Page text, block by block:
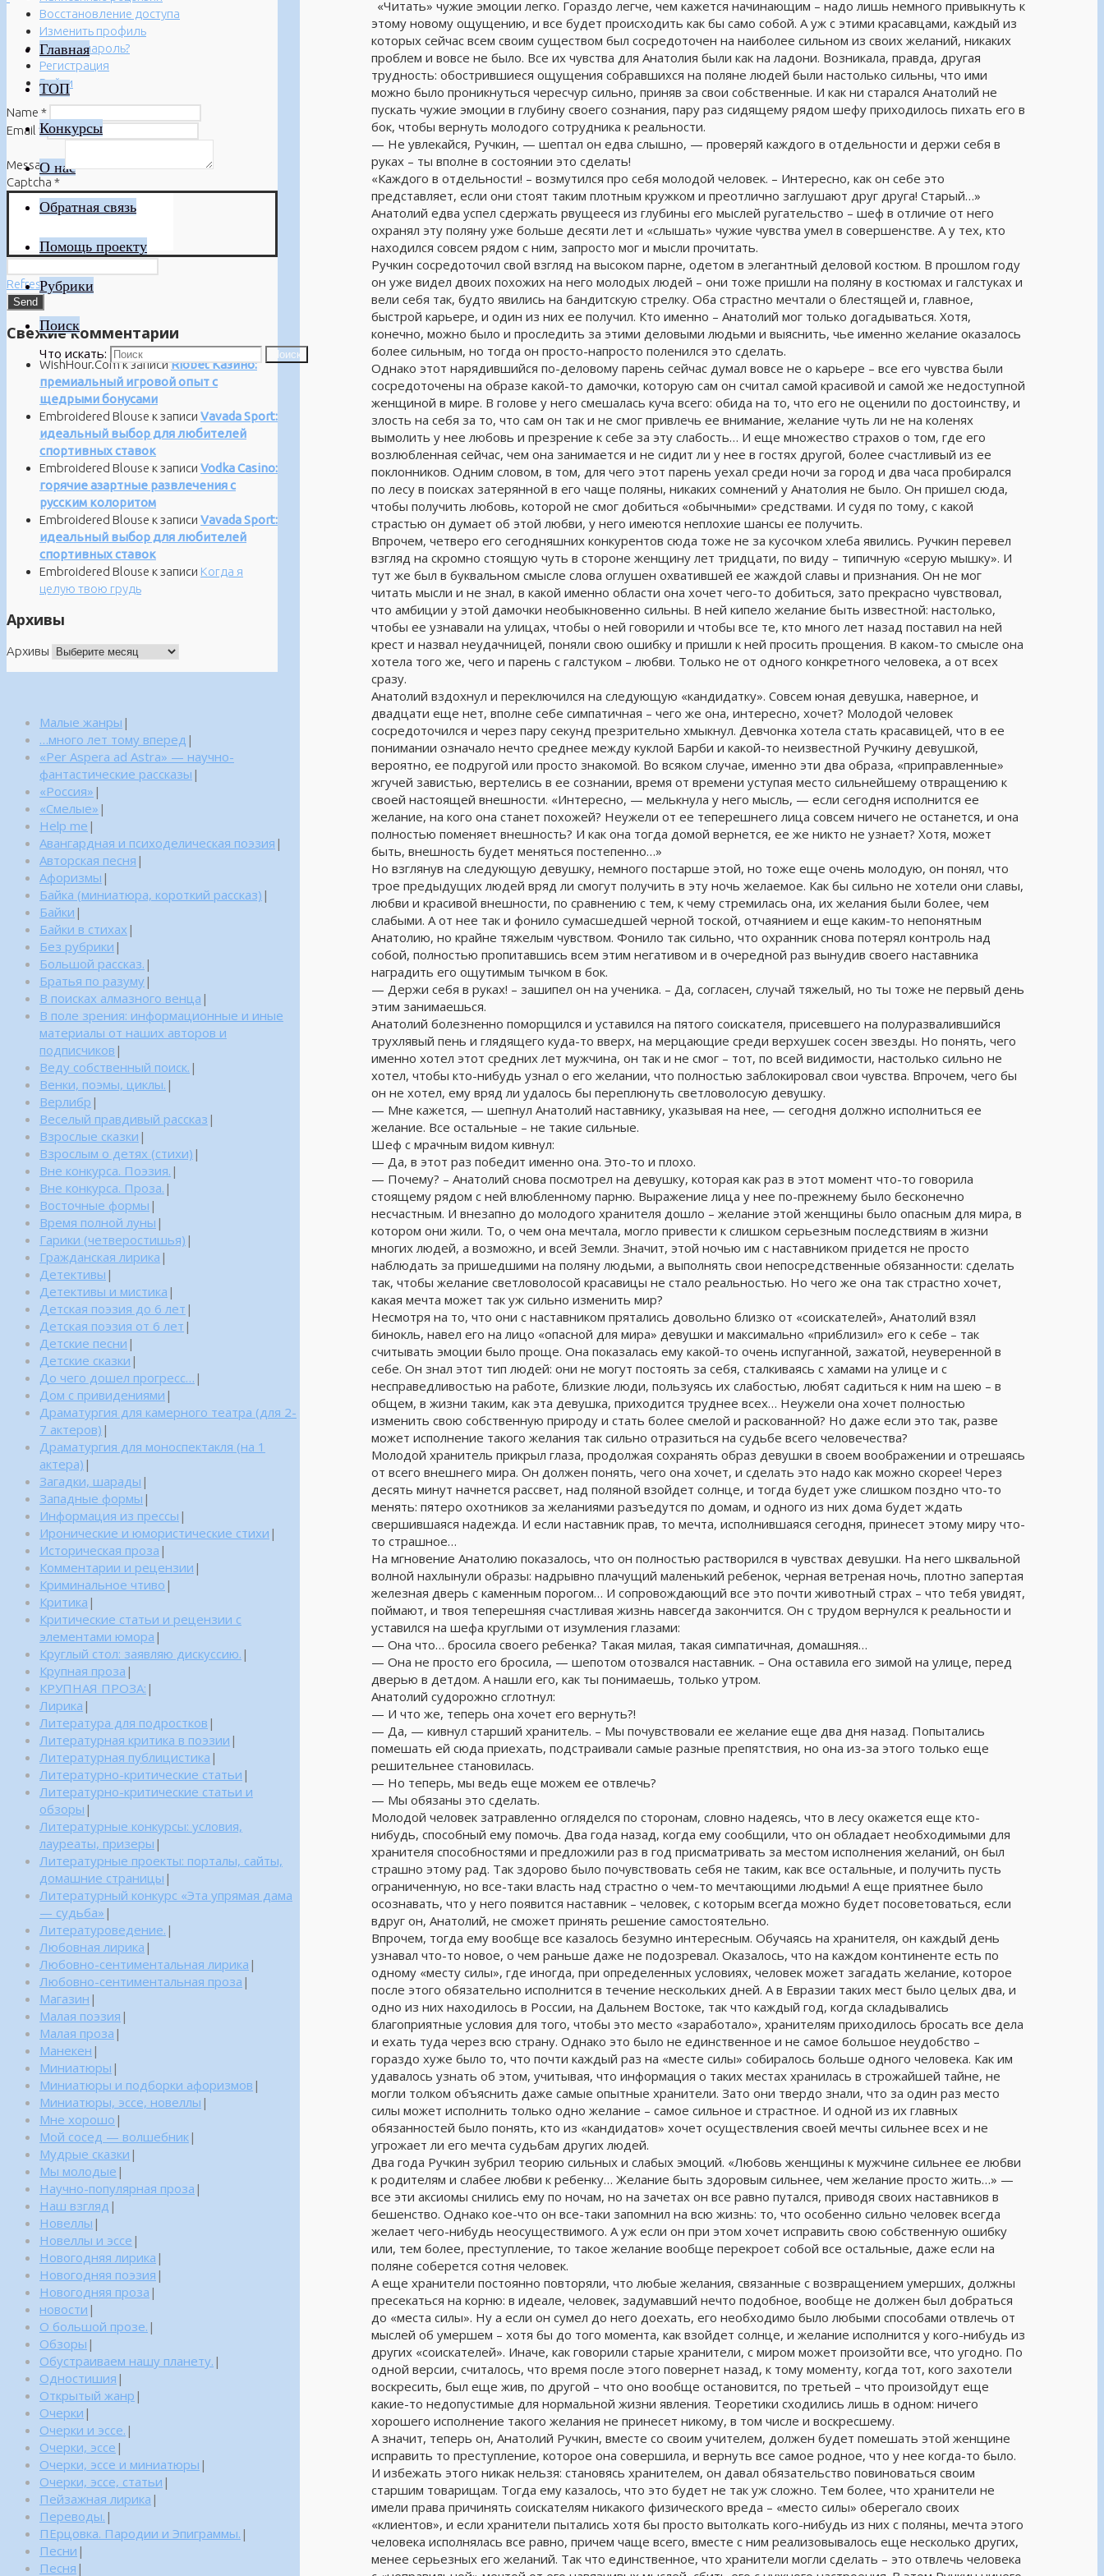
Главная
ТОП
Конкурсы
О нас
Обратная связь
Помощь проекту
Рубрики
Поиск
Что искать: Поиск
«Читать» чужие эмоции легко. Гораздо легче, чем кажется начинающим – надо лишь немного привыкнуть к
этому новому ощущению, и все будет происходить как бы само собой. А уж с этими красавцами, каждый из
которых сейчас всем своим существом был сосредоточен на наиболее сильном из своих желаний, никаких
проблем и вовсе не было. Все их чувства для Анатолия были как на ладони. Возникала, правда, другая
трудность: обострившиеся ощущения собравшихся на поляне людей были настолько сильны, что ими
можно было проникнуться чересчур сильно, приняв за свои собственные. И как ни старался Анатолий не
пускать чужие эмоции в глубину своего сознания, пару раз сидящему рядом шефу приходилось пихать его в
бок, чтобы вернуть молодого сотрудника к реальности.
— Не увлекайся, Ручкин, — шептал он едва слышно, — проверяй каждого в отдельности и держи себя в
руках – ты вполне в состоянии это сделать!
«Каждого в отдельности! – возмутился про себя молодой человек. – Интересно, как он себе это
представляет, если они стоят таким плотным кружком и преотлично заглушают друг друга! Старый…»
Анатолий едва успел сдержать рвущееся из глубины его мыслей ругательство – шеф в отличие от него
охранял эту поляну уже больше десяти лет и «слышать» чужие чувства умел в совершенстве. А у тех, кто
находился совсем рядом с ним, запросто мог и мысли прочитать.
Ручкин сосредоточил свой взгляд на высоком парне, одетом в элегантный деловой костюм. В прошлом году
он уже видел двоих похожих на него молодых людей – они тоже пришли на поляну в костюмах и галстуках и
вели себя так, будто явились на бандитскую стрелку. Оба страстно мечтали о блестящей и, главное,
быстрой карьере, и один из них ее получил. Кто именно – Анатолий мог только догадываться. Хотя,
конечно, можно было и проследить за этими деловыми людьми и выяснить, чье именно желание оказалось
более сильным, но тогда он просто-напросто поленился это сделать.
Однако этот нарядившийся по-деловому парень сейчас думал вовсе не о карьере – все его чувства были
сосредоточены на образе какой-то дамочки, которую сам он считал самой красивой и самой же недоступной
женщиной в мире. В голове у него смешалась куча всего: обида на то, что его не оценили по достоинству, и
злость на себя за то, что сам он так и не смог привлечь ее внимание, желание чуть ли не на коленях
вымолить у нее любовь и презрение к себе за эту слабость… И еще множество страхов о том, где его
возлюбленная сейчас, чем она занимается и не сидит ли у нее в гостях другой, более счастливый из ее
поклонников. Одним словом, в том, для чего этот парень уехал среди ночи за город и два часа пробирался
по лесу в поисках затерянной в его чаще поляны, никаких сомнений у Анатолия не было. Он пришел сюда,
чтобы получить любовь, которой не смог добиться «обычными» средствами. И судя по тому, с какой
страстью он думает об этой любви, у него имеются неплохие шансы ее получить.
Впрочем, четверо его сегодняшних конкурентов сюда тоже не за кусочком хлеба явились. Ручкин перевел
взгляд на скромно стоящую чуть в стороне женщину лет тридцати, по виду – типичную «серую мышку». И
тут же был в буквальном смысле слова оглушен охватившей ее жаждой славы и признания. Он не мог
читать мысли и не знал, в какой именно области она хочет чего-то добиться, зато прекрасно чувствовал,
что амбиции у этой дамочки необыкновенно сильны. В ней кипело желание быть известной: настолько,
чтобы ее узнавали на улицах, чтобы о ней говорили и чтобы все те, кто много лет назад поставил на ней
крест и назвал неудачницей, поняли свою ошибку и пришли к ней просить прощения. В каком-то смысле она
хотела того же, чего и парень с галстуком – любви. Только не от одного конкретного человека, а от всех
сразу.
Анатолий вздохнул и переключился на следующую «кандидатку». Совсем юная девушка, наверное, и
двадцати еще нет, вполне себе симпатичная – чего же она, интересно, хочет? Молодой человек
сосредоточился и через пару секунд презрительно хмыкнул. Девчонка хотела стать красавицей, что в ее
понимании означало нечто среднее между куклой Барби и какой-то неизвестной Ручкину девушкой,
вероятно, ее подругой или просто знакомой. Во всяком случае, именно эти два образа, «приправленные»
жгучей завистью, вертелись в ее сознании, время от времени уступая место сильнейшему отвращению к
своей настоящей внешности. «Интересно, — мелькнула у него мысль, — если сегодня исполнится ее
желание, на кого она станет похожей? Неужели от ее теперешнего лица совсем ничего не останется, и она
полностью поменяет внешность? И как она тогда домой вернется, ее же никто не узнает? Хотя, может
быть, внешность будет меняться постепенно…»
Но взглянув на следующую девушку, немного постарше этой, но тоже еще очень молодую, он понял, что
трое предыдущих людей вряд ли смогут получить в эту ночь желаемое. Как бы сильно не хотели они славы,
любви и красивой внешности, по сравнению с тем, к чему стремилась она, их желания были более, чем
слабыми. А от нее так и фонило сумасшедшей черной тоской, отчаянием и еще каким-то непонятным
Анатолию, но крайне тяжелым чувством. Фонило так сильно, что охранник снова потерял контроль над
собой, полностью пропитавшись всем этим негативом и в очередной раз вынудив своего наставника
наградить его ощутимым тычком в бок.
— Держи себя в руках! – зашипел он на ученика. – Да, согласен, случай тяжелый, но ты тоже не первый день
этим занимаешься.
Анатолий болезненно поморщился и уставился на пятого соискателя, присевшего на полуразвалившийся
трухлявый пень и глядящего куда-то вверх, на мерцающие среди верхушек сосен звезды. Но понять, чего
именно хотел этот средних лет мужчина, он так и не смог – тот, по всей видимости, настолько сильно не
хотел, чтобы кто-нибудь узнал о его желании, что полностью заблокировал свои чувства. Впрочем, чего бы
он не хотел, ему вряд ли удалось бы переплюнуть светловолосую девушку.
— Мне кажется, — шепнул Анатолий наставнику, указывая на нее, — сегодня должно исполниться ее
желание. Все остальные – не такие сильные.
Шеф с мрачным видом кивнул:
— Да, в этот раз победит именно она. Это-то и плохо.
— Почему? – Анатолий снова посмотрел на девушку, которая как раз в этот момент что-то говорила
стоящему рядом с ней влюбленному парню. Выражение лица у нее по-прежнему было бесконечно
несчастным. И внезапно до молодого хранителя дошло – желание этой женщины было опасным для мира, в
котором они жили. То, о чем она мечтала, могло привести к слишком серьезным последствиям в жизни
многих людей, а возможно, и всей Земли. Значит, этой ночью им с наставником придется не просто
наблюдать за пришедшими на поляну людьми, а выполнять свои непосредственные обязанности: сделать
так, чтобы желание светловолосой красавицы не стало реальностью. Но чего же она так страстно хочет,
какая мечта может так уж сильно изменить мир?
Несмотря на то, что они с наставником прятались довольно близко от «соискателей», Анатолий взял
бинокль, навел его на лицо «опасной для мира» девушки и максимально «приблизил» его к себе – так
считывать эмоции было проще. Она показалась ему какой-то очень испуганной, зажатой, неуверенной в
себе. Он знал этот тип людей: они не могут постоять за себя, сталкиваясь с хамами на улице и с
несправедливостью на работе, близкие люди, пользуясь их слабостью, любят садиться к ним на шею – в
общем, в жизни таким, как эта девушка, приходится труднее всех… Неужели она хочет полностью
изменить свою собственную природу и стать более смелой и раскованной? Но даже если это так, разве
может исполнение такого желания так сильно отразиться на судьбе всего человечества?
Молодой хранитель прикрыл глаза, продолжая сохранять образ девушки в своем воображении и отрешаясь
от всего внешнего мира. Он должен понять, чего она хочет, и сделать это надо как можно скорее! Через
десять минут начнется рассвет, над поляной взойдет солнце, и тогда будет уже слишком поздно что-то
менять: пятеро охотников за желаниями разъедутся по домам, и одного из них дома будет ждать
свершившаяся надежда. И если наставник прав, то мечта, исполнившаяся сегодня, принесет этому миру что-
то страшное…
На мгновение Анатолию показалось, что он полностью растворился в чувствах девушки. На него шквальной
волной нахлынули образы: надрывно плачущий маленький ребенок, черная ветреная ночь, плотно запертая
железная дверь с каменным порогом… И сопровождающий все это почти животный страх – что тебя увидят,
поймают, и твоя теперешняя счастливая жизнь навсегда закончится. Он с трудом вернулся к реальности и
уставился на шефа круглыми от изумления глазами:
— Она что… бросила своего ребенка? Такая милая, такая симпатичная, домашняя…
— Она не просто его бросила, — шепотом отозвался наставник. – Она оставила его зимой на улице, перед
дверью в детдом. А нашли его, как ты понимаешь, только утром.
Анатолий судорожно сглотнул:
— И что же, теперь она хочет его вернуть?!
— Да, — кивнул старший хранитель. – Мы почувствовали ее желание еще два дня назад. Попытались
помешать ей сюда приехать, подстраивали самые разные препятствия, но она из-за этого только еще
решительнее становилась.
— Но теперь, мы ведь еще можем ее отвлечь?
— Мы обязаны это сделать.
Молодой человек затравленно огляделся по сторонам, словно надеясь, что в лесу окажется еще кто-
нибудь, способный ему помочь. Два года назад, когда ему сообщили, что он обладает необходимыми для
хранителя способностями и предложили раз в год присматривать за местом исполнения желаний, он был
страшно этому рад. Так здорово было почувствовать себя не таким, как все остальные, и получить пусть
ограниченную, но все-таки власть над страстно о чем-то мечтающими людьми! А еще приятнее было
осознавать, что у него появится наставник – человек, с которым всегда можно будет посоветоваться, если
вдруг он, Анатолий, не сможет принять решение самостоятельно.
Впрочем, тогда ему вообще все казалось безумно интересным. Обучаясь на хранителя, он каждый день
узнавал что-то новое, о чем раньше даже не подозревал. Оказалось, что на каждом континенте есть по
одному «месту силы», где иногда, при определенных условиях, человек может загадать желание, которое
после этого обязательно исполнится в течение нескольких дней. А в Евразии таких мест было целых два, и
одно из них находилось в России, на Дальнем Востоке, так что каждый год, когда складывались
благоприятные условия для того, чтобы это место «заработало», хранителям приходилось бросать все дела
и ехать туда через всю страну. Однако это было не единственное и не самое большое неудобство –
гораздо хуже было то, что почти каждый раз на «месте силы» собиралось больше одного человека. Как им
удавалось узнать об этом, учитывая, что информация о таких местах хранилась в строжайшей тайне, не
могли толком объяснить даже самые опытные хранители. Зато они твердо знали, что за один раз место
силы может исполнить только одно желание – самое сильное и страстное. И одной из их главных
обязанностей было понять, кто из «кандидатов» хочет осуществления своей мечты сильнее всех и не
угрожает ли его мечта судьбам других людей.
Два года Ручкин зубрил теорию сильных и слабых эмоций. «Любовь женщины к мужчине сильнее ее любви
к родителям и слабее любви к ребенку… Желание быть здоровым сильнее, чем желание просто жить…» —
все эти аксиомы снились ему по ночам, но на зачетах он все равно путался, приводя своих наставников в
бешенство. Однако кое-что он все-таки запомнил на всю жизнь: то, что особенно сильно человек всегда
желает чего-нибудь неосуществимого. А уж если он при этом хочет исправить свою собственную ошибку
или, тем более, преступление, то такое желание вообще перекроет собой все остальные, даже если на
поляне соберется сотня человек.
А еще хранители постоянно повторяли, что любые желания, связанные с возвращением умерших, должны
пресекаться на корню: в идеале, человек, задумавший нечто подобное, вообще не должен был добраться
до «места силы». Ну а если он сумел до него доехать, его необходимо было любыми способами отвлечь от
мыслей об умершем – хотя бы до того момента, как взойдет солнце, и желание исполнится у кого-нибудь из
других «соискателей». Иначе, как говорили старые хранители, с миром может произойти все, что угодно. По
одной версии, считалось, что время после этого повернет назад, к тому моменту, когда тот, кого захотели
воскресить, был еще жив, по другой – что оно вообще остановится, по третьей – что произойдут еще
какие-то недопустимые для нормальной жизни явления. Теоретики сходились лишь в одном: ничего
хорошего исполнение такого желания не принесет никому, в том числе и воскресшему.
А значит, теперь он, Анатолий Ручкин, вместе со своим учителем, должен будет помешать этой женщине
исправить то преступление, которое она совершила, и вернуть все самое родное, что у нее когда-то было.
И избежать этого никак нельзя: становясь хранителем, он давал обязательство повиноваться своим
старшим товарищам. Тогда ему казалось, что это будет не так уж сложно. Тем более, что хранители не
имели права причинять соискателям никакого физического вреда – «место силы» оберегало своих
«клиентов», и если хранители пытались хотя бы просто вытолкать кого-нибудь из них с поляны, мечта этого
человека исполнялась все равно, причем чаще всего, вместе с ним реализовывалось еще несколько других,
менее серьезных его желаний. Так что единственное, что хранители могли сделать – это отвлечь человека
Восстановление доступа
Изменить профиль
Забыли пароль?
Регистрация
Войти
Name *
Email *
Message*
Captcha *
Refresh
Свежие комментарии
WishHour.Comк записиRiobet Казино:
премиальный игровой опыт с
щедрыми бонусами
Embroidered Blouse к записи Vavada Sport:
идеальный выбор для любителей
спортивных ставок
Embroidered Blouse к записи Vodka Casino:
горячие азартные развлечения с
русским колоритом
Embroidered Blouse к записи Vavada Sport:
идеальный выбор для любителей
спортивных ставок
Embroidered Blouse к записи Когда я
целую твою грудь
Архивы
Архивы
Малые жанры |
…много лет тому вперед |
«Per Aspera ad Astra» — научно-
фантастические рассказы |
«Россия» |
«Смелые» |
Help me |
Авангардная и психоделическая поэзия |
Авторская песня |
Афоризмы |
Байка (миниатюра, короткий рассказ) |
Байки |
Байки в стихах |
Без рубрики |
Большой рассказ. |
Братья по разуму|
В поисках алмазного венца |
В поле зрения: информационные и иные
материалы от наших авторов и
подписчиков |
Веду собственный поиск. |
Венки, поэмы, циклы. |
Верлибр |
Веселый правдивый рассказ |
Взрослые сказки |
Взрослым о детях (стихи) |
Вне конкурса. Поэзия. |
Вне конкурса. Проза. |
Восточные формы |
Время полной луны |
Гарики (четверостишья) |
Гражданская лирика |
Детективы |
Детективы и мистика |
Детская поэзия до 6 лет |
Детская поэзия от 6 лет |
Детские песни |
Детские сказки |
До чего дошел прогресс… |
Дом с привидениями |
Драматургия для камерного театра (для 2-
7 актеров) |
Драматургия для моноспектакля (на 1
актера) |
Загадки, шарады |
Западные формы |
Информация из прессы |
Иронические и юмористические стихи |
Историческая проза |
Комментарии и рецензии |
Криминальное чтиво |
Критика |
Критические статьи и рецензии с
элементами юмора |
Круглый стол: заявляю дискуссию. |
Крупная проза |
КРУПНАЯ ПРОЗА: |
Лирика |
Литература для подростков |
Литературная критика в поэзии |
Литературная публицистика |
Литературно-критические статьи |
Литературно-критические статьи и
обзоры |
Литературные конкурсы: условия,
лауреаты, призеры |
Литературные проекты: порталы, сайты,
домашние страницы |
Литературный конкурс «Эта упрямая дама
— судьба» |
Литературоведение. |
Любовная лирика |
Любовно-сентиментальная лирика |
Любовно-сентиментальная проза |
Магазин |
Малая поэзия |
Малая проза |
Манекен |
Миниатюры |
Миниатюры и подборки афоризмов |
Миниатюры, эссе, новеллы |
Мне хорошо |
Мой сосед — волшебник|
Мудрые сказки |
Мы молодые |
Научно-популярная проза |
Наш взгляд |
Новеллы |
Новеллы и эссе |
Новогодняя лирика |
Новогодняя поэзия |
Новогодняя проза |
новости |
О большой прозе. |
Обзоры |
Обустраиваем нашу планету. |
Одностишия |
Открытый жанр |
Очерки |
Очерки и эссе. |
Очерки, эссе |
Очерки, эссе и миниатюры |
Очерки, эссе, статьи |
Пейзажная лирика |
Переводы. |
ПЕрцовка. Пародии и Эпиграммы. |
Песни |
Песня |